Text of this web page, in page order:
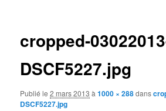
cropped-
DSCF5227.jpg
Publié le2 mars 2013 à1000 × 288dans
DSCF5227.jpg